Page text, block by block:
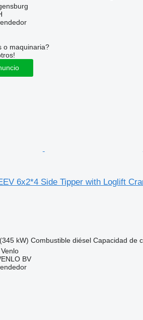
o maquinaria?
6x2*4 Side Tipper with Loglift
kW) Combustible diésel Capacidad de
BV